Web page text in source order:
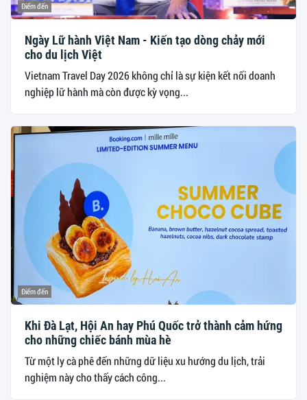
Điểm đến
Ngày Lữ hành Việt Nam - Kiến tạo dòng chảy mới
cho du lịch Việt
Vietnam Travel Day 2026 không chỉ là sự kiện kết nối doanh
nghiệp lữ hành mà còn được kỳ vọng...
Điểm đến
Khi Đà Lạt, Hội An hay Phú Quốc trở thành cảm hứng
cho những chiếc bánh mùa hè
Từ một ly cà phê đến những dữ liệu xu hướng du lịch, trải
nghiệm này cho thấy cách công...